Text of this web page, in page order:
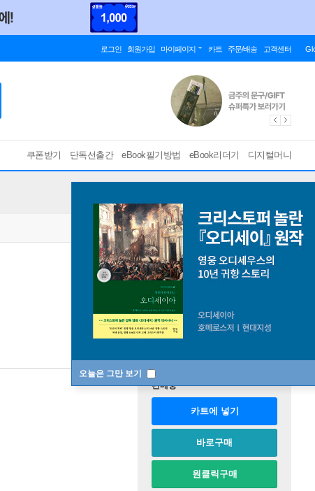
로그인 회원가입 마이페이지 카트 주문/배송 고객센터
쿠폰받기 단독선출간 eBook필기방법 eBook리더기 디지털머니
오늘은 그만 보기
판매중
카트에 넣기
바로구매
원클릭구매